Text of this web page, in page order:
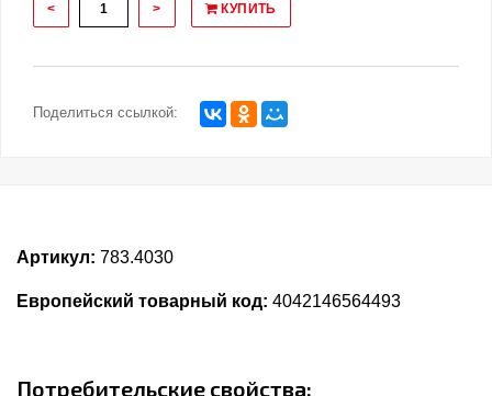
< > КУПИТЬ
Поделиться ссылкой:
Артикул: 783.4030
Европейский товарный код: 4042146564493
Потребительские свойства: